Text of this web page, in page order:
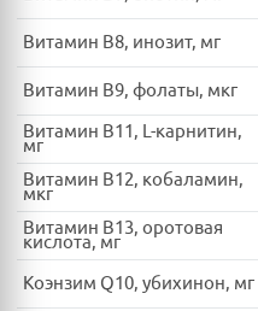
Витамин B8, инозит, мг
Витамин B9, фолаты, мкг
Витамин B11, L-карнитин,
мг
Витамин B12, кобаламин,
мкг
Витамин B13, оротовая
кислота, мг
Коэнзим Q10, убихинон, мг